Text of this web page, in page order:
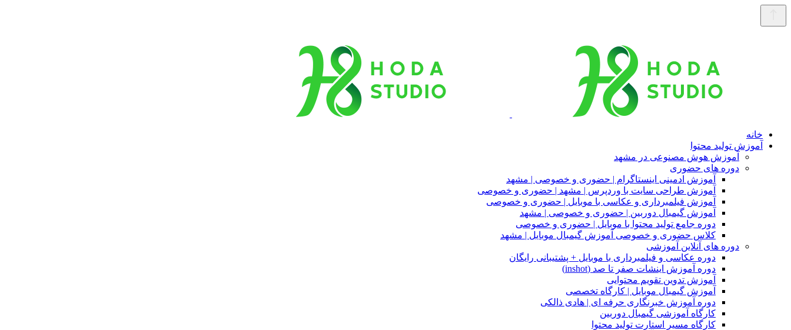
خانه
آموزش تولید محتوا
آموزش هوش مصنوعی در مشهد
دوره های حضوری
آموزش ادمینی اینستاگرام | حضوری و خصوصی | مشهد
آموزش طراحی سایت با وردپرس | مشهد | حضوری و خصوصی
آموزش فیلمبرداری و عکاسی با موبایل | حضوری و خصوصی
آموزش گیمبال دوربین | حضوری و خصوصی | مشهد
دوره جامع تولید محتوا با موبایل | حضوری و خصوصی
کلاس حضوری و خصوصی آموزش گیمبال موبایل | مشهد
دوره های آنلاین آموزشی
دوره عکاسی و فیلمبرداری با موبایل + پشتیبانی رایگان
دوره آموزش اینشات صفر تا صد (inshot)
آموزش تدوین تقویم محتوایی
آموزش گیمبال موبایل | کارگاه تخصصی
دوره آموزش خبرنگاری حرفه ای | هادی ذالکی
کارگاه آموزشی گیمبال دوربین
کارگاه مسیر استارت تولید محتوا